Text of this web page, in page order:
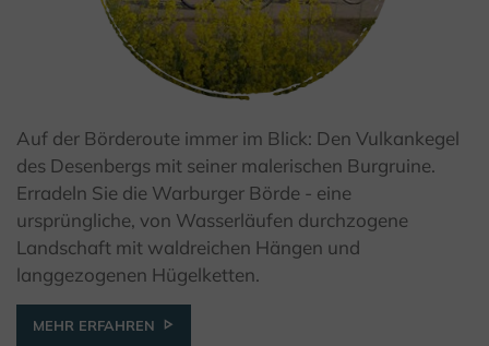
© Kulturland Kreis Höxter / H. Rösel
Auf der Börderoute immer im Blick: Den Vulkankegel
des Desenbergs mit seiner malerischen Burgruine.
Erradeln Sie die Warburger Börde - eine
ursprüngliche, von Wasserläufen durchzogene
Landschaft mit waldreichen Hängen und
langgezogenen Hügelketten.
MEHR ERFAHREN